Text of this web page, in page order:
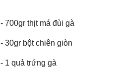
- 700gr thịt má đùi gà
- 30gr bột chiên giòn
- 1 quả trứng gà